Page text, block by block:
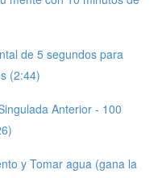
de 5 segundos para
(2:44)
Anterior - 100
y Tomar agua (gana la